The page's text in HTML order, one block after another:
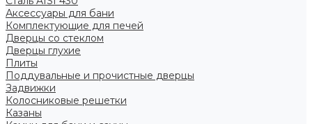
Аксессуары для бани
Комплектующие для печей
Дверцы со стеклом
Дверцы глухие
Плиты
Поддувальные и прочистные дверцы
Задвижки
Колосниковые решетки
Казаны